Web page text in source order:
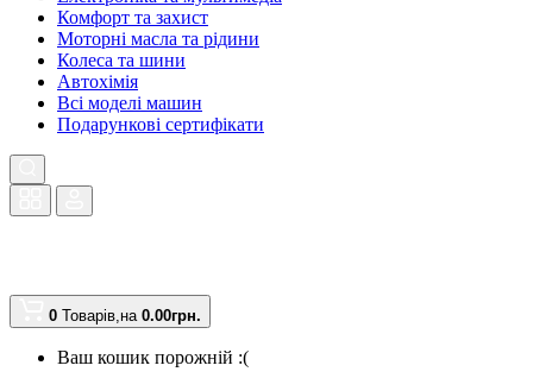
Комфорт та захист
Моторні масла та рідини
Колеса та шини
Автохімія
Всі моделі машин
Подарункові сертифікати
0 Товарів,на 0.00грн.
Ваш кошик порожній :(